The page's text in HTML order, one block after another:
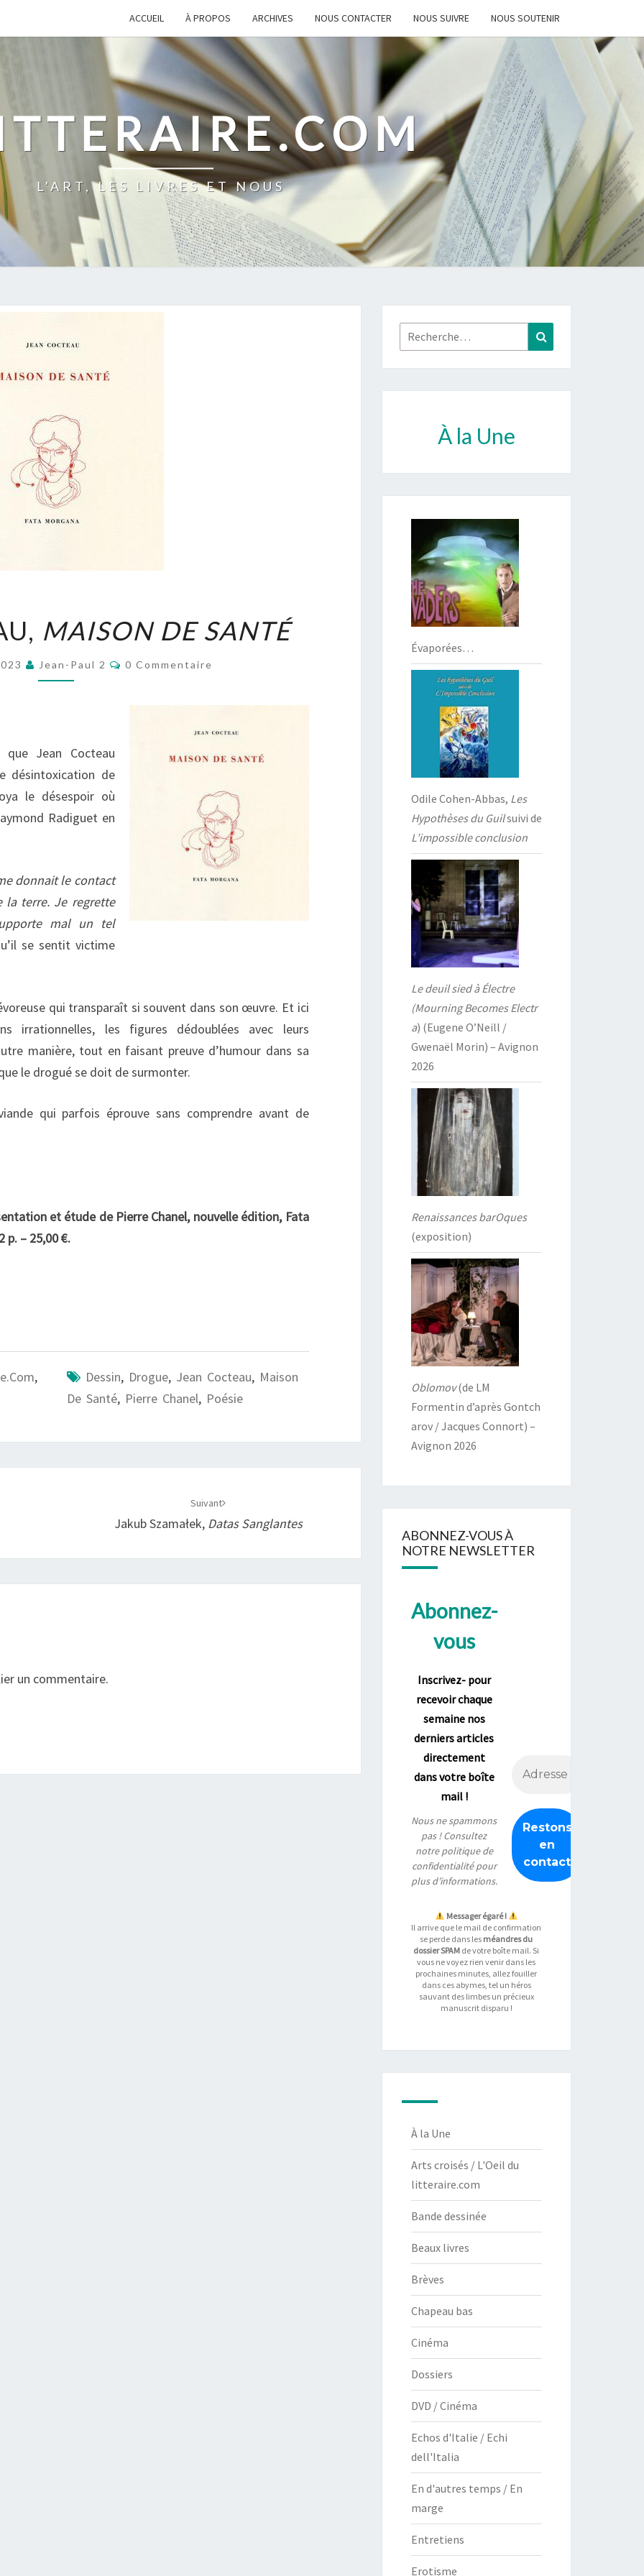
ACCUEIL À PROPOS ARCHIVES NOUS CONTACTER NOUS SUIVRE NOUS SOUTENIR
L'ART, LES LIVRES ET NOUS
COCTEAU,
MAISON DE SANTÉ
Jean-Paul 2 Commentaires
0 Commentaire
Jean Cocteau
désintoxication de
le désespoir où
Radiguet en
donnait le contact
la terre. Je regrette
mal un tel
se sentit victime
qui transparaît si souvent dans son œuvre. Et ici
irrationnelles, les figures dédoublées avec leurs
manière, tout en faisant preuve d’humour dans sa
le drogué se doit de surmonter.
qui parfois éprouve sans comprendre avant de
et étude de Pierre Chanel, nouvelle édition, Fata
p. – 25,00 €.
,
Dessin, Drogue, Jean Cocteau, Maison
De Santé, Pierre Chanel, Poésie
Suivant
Jakub Szamałek, Datas Sanglantes
un commentaire.
Rechercher :
À la Une
Évaporées…
Odile Cohen-Abbas, Les
Hypothèses du Guilsuivi de
L’impossible conclusion
Le deuil sied à Électre
(Mourning Becomes Electr
a) (Eugene O’Neill /
Gwenaël Morin) – Avignon
2026
Renaissances barOques
(exposition)
Oblomov(de LM
Formentin d’après Gontch
arov / Jacques Connort) –
Avignon 2026
ABONNEZ-VOUS À
NOTRE NEWSLETTER
Abonnez-
vous
Inscrivez- pour
recevoir chaque
semaine nos
derniers articles
directement
dans votre boîte
mail !
Nous ne spammons
pas ! Consultez
notrepolitique de
confidentialitépour
plus d’informations.
Messager égaré !
Il arrive que le mail de confirmation
se perde dans les méandres du
dossier SPAM de votre boîte mail. Si
vous ne voyez rien venir dans les
prochaines minutes, allez fouiller
dans ces abymes, tel un héros
sauvant des limbes un précieux
manuscrit disparu !
À la Une
Arts croisés / L'Oeil du
litteraire.com
Bande dessinée
Beaux livres
Brèves
Chapeau bas
Cinéma
Dossiers
DVD / Cinéma
Echos d'Italie / Echi
dell'Italia
En d'autres temps / En
marge
Entretiens
Erotisme